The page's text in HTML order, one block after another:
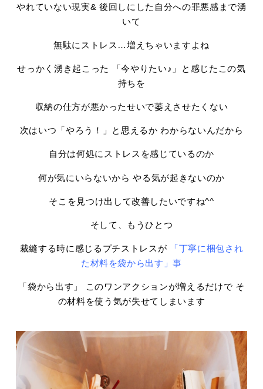
やれていない現実& 後回しにした自分への罪悪感まで湧
いて
無駄にストレス…増えちゃいますよね
せっかく湧き起こった 「今やりたい♪」と感じたこの気
持ちを
収納の仕方が悪かったせいで萎えさせたくない
次はいつ「やろう！」と思えるか わからないんだから
自分は何処にストレスを感じているのか
何が気にいらないから やる気が起きないのか
そこを見つけ出して改善したいですね^^
そして、もうひとつ
裁縫する時に感じるプチストレスが
「丁寧に梱包され
た材料を袋から出す」事
「袋から出す」 このワンアクションが増えるだけで そ
の材料を使う気が失せてしまいます